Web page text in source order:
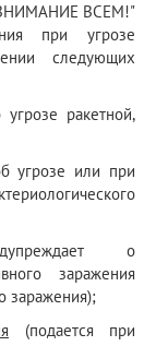
ВСЕМ!"
при угрозе
следующих
ракетной,
угрозе или при
о
заражения
заражения);
(подается при